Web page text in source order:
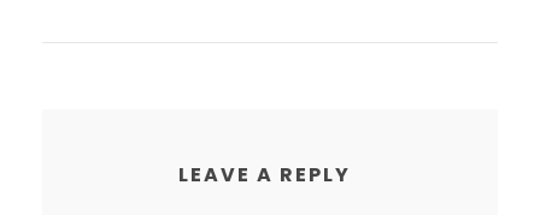
LEAVE A REPLY